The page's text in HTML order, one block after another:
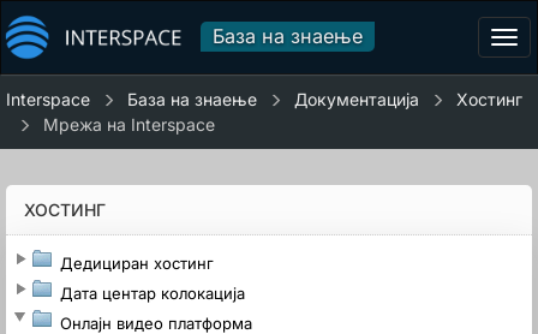
База на знаење
Interspace База на знаење Документација
Хостинг
Мрежа на Interspace
ХОСТИНГ
Дедициран хостинг
Дата центар колокација
Онлајн видео платформа